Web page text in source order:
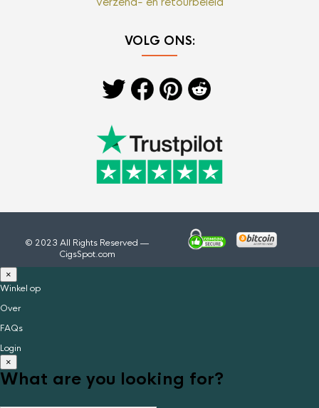
VOLG ONS:
© 2023 All Rights Reserved —
CigsSpot.com
×
Winkel op
Over
FAQs
Login
×
What are you looking for?